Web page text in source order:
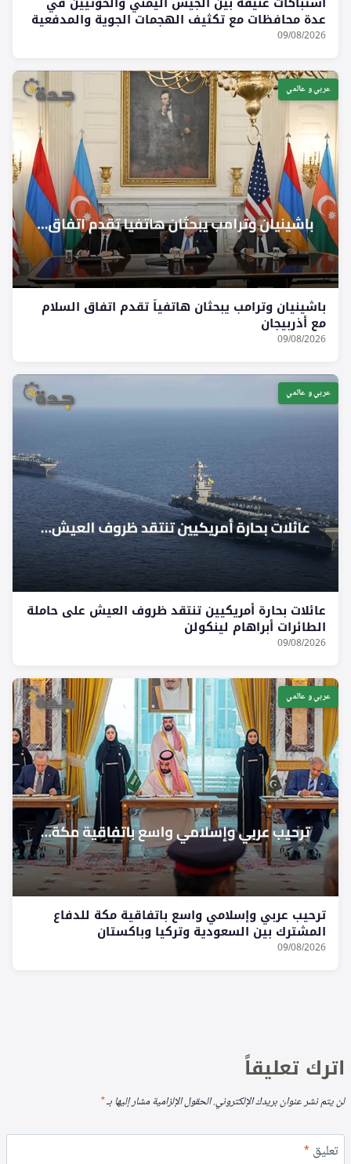
عدة محافظات مع تكثيف الهجمات الجوية والمدفعية
09/08/2026
عربي و عالمي
باشينيان وترامب يبحثان هاتفياً تقدم اتفاق السلام
مع أذربيجان
09/08/2026
عربي و عالمي
عائلات بحارة أمريكيين تنتقد ظروف العيش على حاملة
الطائرات أبراهام لينكولن
09/08/2026
عربي و عالمي
ترحيب عربي وإسلامي واسع باتفاقية مكة للدفاع
المشترك بين السعودية وتركيا وباكستان
09/08/2026
اترك تعليقاً
لن يتم نشر عنوان بريدك الإلكتروني.الحقول الإلزامية مشار إليها بـ*
تعليق*